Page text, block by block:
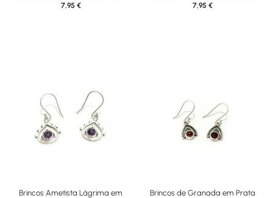
7,95 € 7,95 €
Brincos Ametista Lágrima em
Brincos de Granada em Prata